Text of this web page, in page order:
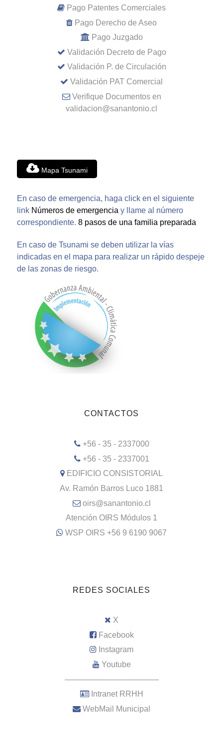
Pago Patentes Comerciales
Pago Derecho de Aseo
Pago Juzgado
Validación Decreto de Pago
Validación P. de Circulación
Validación PAT Comercial
Verifique Documentos en
validacion@sanantonio.cl
Mapa Tsunami
En caso de emergencia, haga click en el siguiente
link Números de emergencia y llame al número
correspondiente. 8 pasos de una familia preparada
En caso de Tsunami se deben utilizar la vías
indicadas en el mapa para realizar un rápido despeje
de las zonas de riesgo.
CONTACTOS
+56 - 35 - 2337000
+56 - 35 - 2337001
EDIFICIO CONSISTORIAL
Av. Ramón Barros Luco 1881
oirs@sanantonio.cl
Atención OIRS Módulos 1
WSP OIRS +56 9 6190 9067
REDES SOCIALES
X
Facebook
Instagram
Youtube
–––––––––––––––––––––
Intranet RRHH
WebMail Municipal